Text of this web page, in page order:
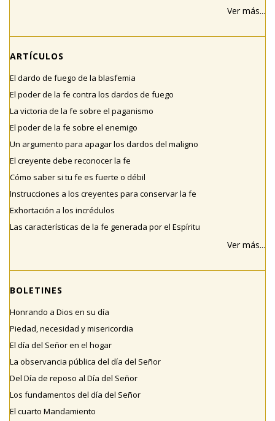
Ver más...
ARTÍCULOS
El dardo de fuego de la blasfemia
El poder de la fe contra los dardos de fuego
La victoria de la fe sobre el paganismo
El poder de la fe sobre el enemigo
Un argumento para apagar los dardos del maligno
El creyente debe reconocer la fe
Cómo saber si tu fe es fuerte o débil
Instrucciones a los creyentes para conservar la fe
Exhortación a los incrédulos
Las características de la fe generada por el Espíritu
Ver más...
BOLETINES
Honrando a Dios en su día
Piedad, necesidad y misericordia
El día del Señor en el hogar
La observancia pública del día del Señor
Del Día de reposo al Día del Señor
Los fundamentos del día del Señor
El cuarto Mandamiento